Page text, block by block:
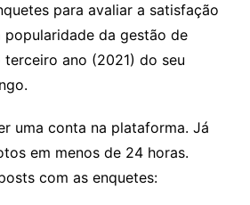
para avaliar a satisfação
da gestão de
ano (2021) do seu
uma conta na plataforma. Já
em menos de 24 horas.
com as enquetes: